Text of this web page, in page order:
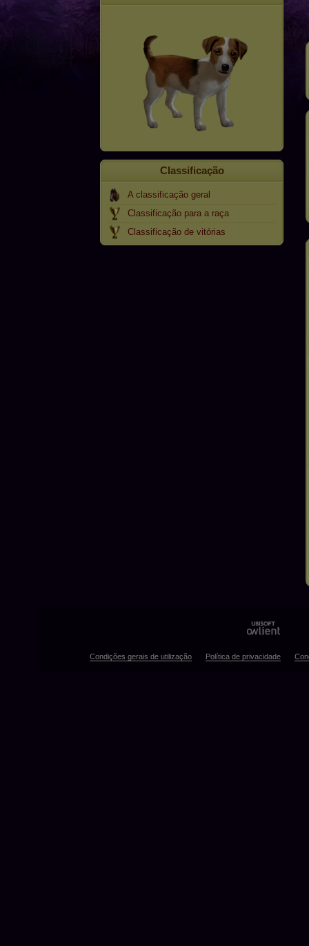
Classificação
A classificação geral
Classificação para a raça
Classificação de vitórias
Condições gerais de utilização Política de privacidade